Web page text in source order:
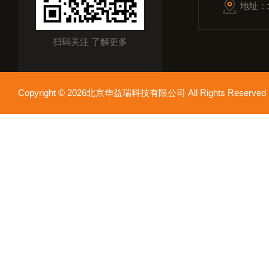
扫码关注 了解更多
地址
Copyright © 2026北京华益瑞科技有限公司 All Rights